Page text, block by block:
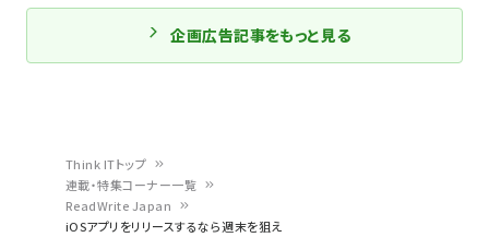
Think ITトップ
連載・特集コーナー一覧
ReadWrite Japan
iOSアプリをリリースするなら週末を狙え
企画広告記事をもっと見る